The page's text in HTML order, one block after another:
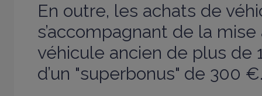
En outre, les achats de
s’accompagnant de la
véhicule ancien de plus de
d’un "superbonus" de 300